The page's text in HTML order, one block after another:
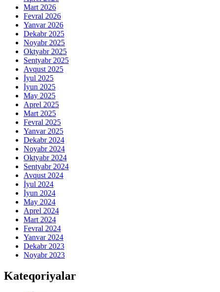
Mart 2026
Fevral 2026
Yanvar 2026
Dekabr 2025
Noyabr 2025
Oktyabr 2025
Sentyabr 2025
Avqust 2025
İyul 2025
İyun 2025
May 2025
Aprel 2025
Mart 2025
Fevral 2025
Yanvar 2025
Dekabr 2024
Noyabr 2024
Oktyabr 2024
Sentyabr 2024
Avqust 2024
İyul 2024
İyun 2024
May 2024
Aprel 2024
Mart 2024
Fevral 2024
Yanvar 2024
Dekabr 2023
Noyabr 2023
Kateqoriyalar